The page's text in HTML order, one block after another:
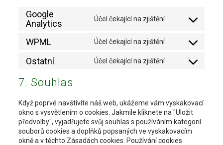
Google
Analytics
Účel čekající na zjištění
Consent
service
analytics
WPML Účel čekající na zjištění
Consent
service
Ostatní Účel čekající na zjištění
Consent
7. Souhlas
Když poprvé navštívíte náš web, ukážeme vám vyskakovací
okno s vysvětlením o cookies. Jakmile kliknete na "Uložit
předvolby", vyjadřujete svůj souhlas s používáním kategorií
souborů cookies a doplňků popsaných ve vyskakovacím
okně a v těchto Zásadách cookies. Používání cookies